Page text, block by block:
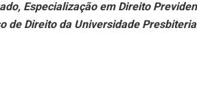
Especialização em Direito
de Direito da Universidade